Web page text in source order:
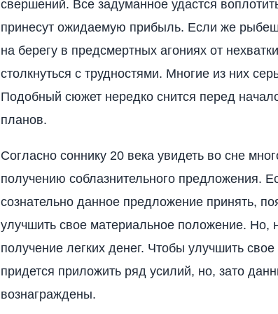
свершений. Все задуманное удастся
принесут ожидаемую прибыль. Если же
на берегу в предсмертных агониях от
столкнуться с трудностями. Многие из них
Подобный сюжет нередко снится перед
планов.
Согласно соннику 20 века увидеть во сне
получению соблазнительного предложения.
сознательно данное предложение принять,
улучшить свое материальное положение. Но,
получение легких денег. Чтобы улучшить
придется приложить ряд усилий, но, зато
вознаграждены.